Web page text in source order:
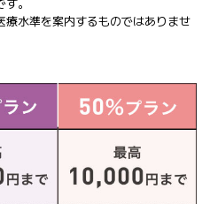
水準を案内するものではありませ